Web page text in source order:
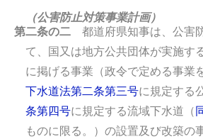
（公害防止対策事業計画）
第二条の二 都道府県知事は、公害
て、国又は地方公共団体が実施す
に掲げる事業（政令で定める事業
下水道法第二条第三号に規定する
条第四号に規定する流域下水道（
ものに限る。）の設置及び改築の